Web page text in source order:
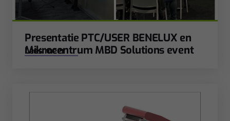
Presentatie PTC/USER BENELUX en
Mikrocentrum MBD Solutions event
Lees meer